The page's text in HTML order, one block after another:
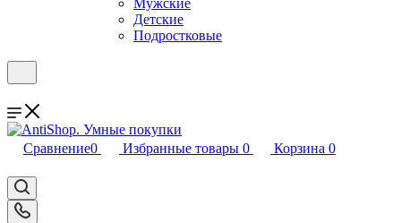
Мужские
Детские
Подростковые
Сравнение0 Избранные товары 0 Корзина 0